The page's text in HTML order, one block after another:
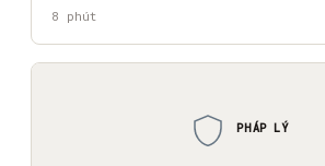
8 phút
PHÁP LÝ